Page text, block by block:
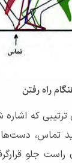
راه رفتن
که اشاره
تماس،
راست جلو